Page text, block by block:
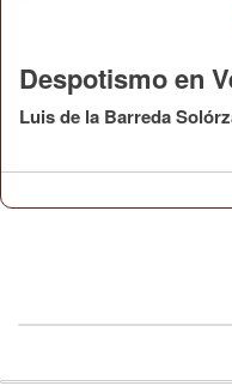
Despotismo en
Luis de la Barreda